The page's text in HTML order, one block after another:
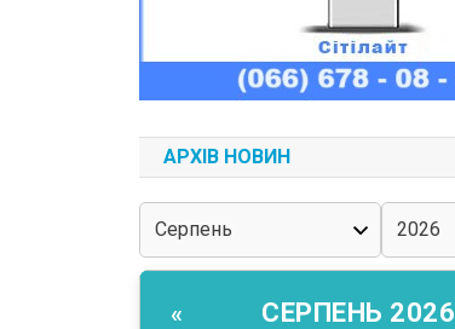
АРХІВ НОВИН
« СЕРПЕНЬ 2026